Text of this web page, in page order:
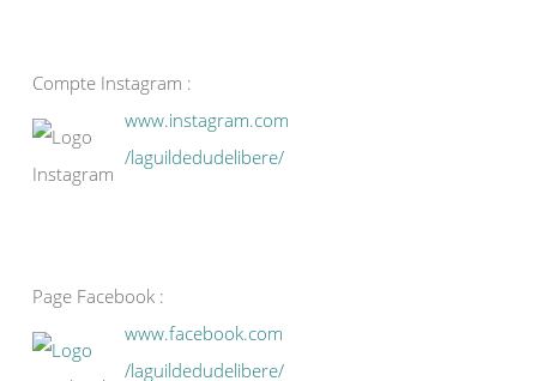
Compte Instagram :
www.instagram.com
/laguildedudelibere/
Page Facebook :
www.facebook.com
/laguildedudelibere/